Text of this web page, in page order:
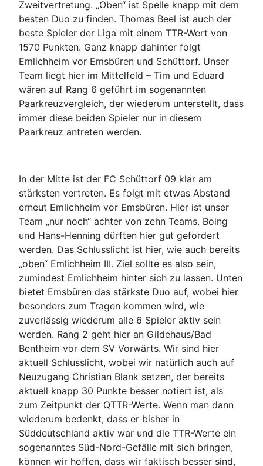
Zweitvertretung. „Oben“ ist Spelle knapp mit dem
besten Duo zu finden. Thomas Beel ist auch der
beste Spieler der Liga mit einem TTR-Wert von
1570 Punkten. Ganz knapp dahinter folgt
Emlichheim vor Emsbüren und Schüttorf. Unser
Team liegt hier im Mittelfeld – Tim und Eduard
wären auf Rang 6 geführt im sogenannten
Paarkreuzvergleich, der wiederum unterstellt, dass
immer diese beiden Spieler nur in diesem
Paarkreuz antreten werden.
In der Mitte ist der FC Schüttorf 09 klar am
stärksten vertreten. Es folgt mit etwas Abstand
erneut Emlichheim vor Emsbüren. Hier ist unser
Team „nur noch“ achter von zehn Teams. Boing
und Hans-Henning dürften hier gut gefordert
werden. Das Schlusslicht ist hier, wie auch bereits
„oben“ Emlichheim III. Ziel sollte es also sein,
zumindest Emlichheim hinter sich zu lassen. Unten
bietet Emsbüren das stärkste Duo auf, wobei hier
besonders zum Tragen kommen wird, wie
zuverlässig wiederum alle 6 Spieler aktiv sein
werden. Rang 2 geht hier an Gildehaus/Bad
Bentheim vor dem SV Vorwärts. Wir sind hier
aktuell Schlusslicht, wobei wir natürlich auch auf
Neuzugang Christian Blank setzen, der bereits
aktuell knapp 30 Punkte besser notiert ist, als
zum Zeitpunkt der QTTR-Werte. Wenn man dann
wiederum bedenkt, dass er bisher in
Süddeutschland aktiv war und die TTR-Werte ein
sogenanntes Süd-Nord-Gefälle mit sich bringen,
können wir hoffen, dass wir faktisch besser sind,